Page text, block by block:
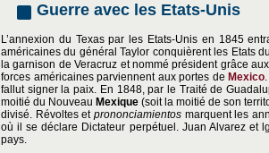
Guerre avec les Etats-Unis
L’annexion du Texas par les Etats-Unis en 1845
américaines du général Taylor conquièrent les Etats
la garnison de Veracruz et nommé président grâce
forces américaines parviennent aux portes deMexico
fallut signer la paix. En 1848, par le Traité de
moitié du NouveauMexique (soit la moitié de son
divisé. Révoltes etprononciamientos marquent les
où il se déclare Dictateur perpétuel. Juan Alvarez et
pays.